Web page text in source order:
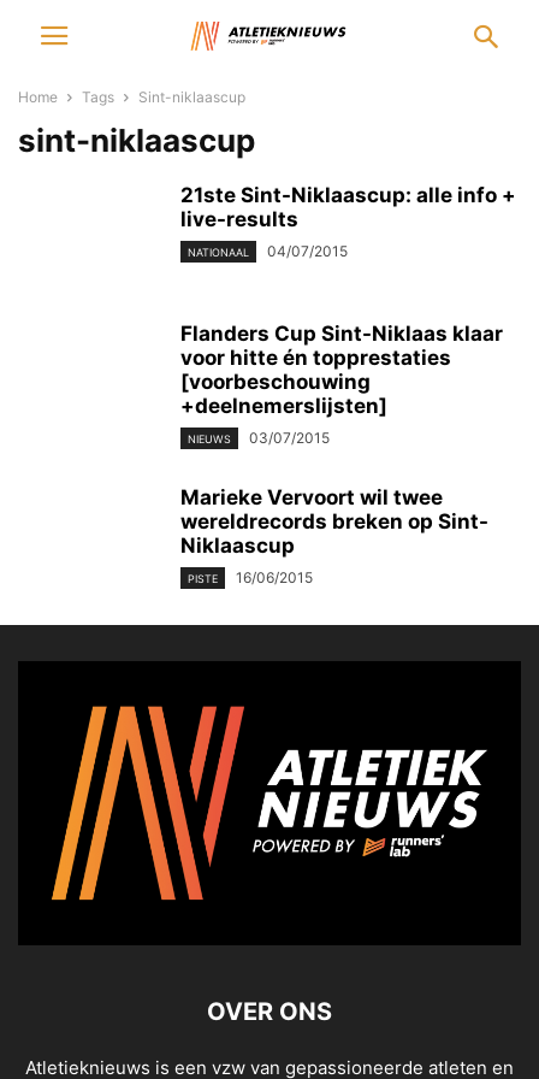
Home Tags Sint-niklaascup
sint-niklaascup
21ste Sint-Niklaascup: alle info +
live-results
NATIONAAL 04/07/2015
Flanders Cup Sint-Niklaas klaar
voor hitte én topprestaties
[voorbeschouwing
+deelnemerslijsten]
NIEUWS 03/07/2015
Marieke Vervoort wil twee
wereldrecords breken op Sint-
Niklaascup
PISTE 16/06/2015
OVER ONS
Atletieknieuws is een vzw van gepassioneerde atleten en